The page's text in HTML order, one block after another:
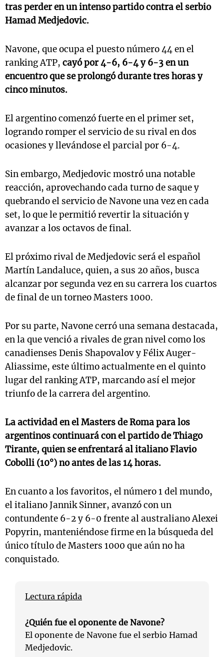
tras perder en un intenso partido contra el serbio
Hamad Medjedovic.
Navone, que ocupa el puesto número 44 en el
ranking ATP, cayó por 4-6, 6-4 y 6-3 en un
encuentro que se prolongó durante tres horas y
cinco minutos.
El argentino comenzó fuerte en el primer set,
logrando romper el servicio de su rival en dos
ocasiones y llevándose el parcial por 6-4.
Sin embargo, Medjedovic mostró una notable
reacción, aprovechando cada turno de saque y
quebrando el servicio de Navone una vez en cada
set, lo que le permitió revertir la situación y
avanzar a los octavos de final.
El próximo rival de Medjedovic será el español
Martín Landaluce, quien, a sus 20 años, busca
alcanzar por segunda vez en su carrera los cuartos
de final de un torneo Masters 1000.
Por su parte, Navone cerró una semana destacada,
en la que venció a rivales de gran nivel como los
canadienses Denis Shapovalov y Félix Auger-
Aliassime, este último actualmente en el quinto
lugar del ranking ATP, marcando así el mejor
triunfo de la carrera del argentino.
La actividad en el Masters de Roma para los
argentinos continuará con el partido de Thiago
Tirante, quien se enfrentará al italiano Flavio
Cobolli (10°) no antes de las 14 horas.
En cuanto a los favoritos, el número 1 del mundo,
el italiano Jannik Sinner, avanzó con un
contundente 6-2 y 6-0 frente al australiano Alexei
Popyrin, manteniéndose firme en la búsqueda del
único título de Masters 1000 que aún no ha
conquistado.
Lectura rápida
¿Quién fue el oponente de Navone?
El oponente de Navone fue el serbio Hamad
Medjedovic.